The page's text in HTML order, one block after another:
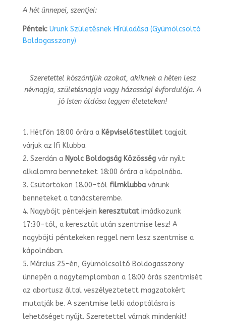
A hét ünnepei, szentjei:
Péntek: Urunk Születésnek Hírüladása (Gyümölcsoltó
Boldogasszony)
Szeretettel köszöntjük azokat, akiknek a héten lesz
névnapja, születésnapja vagyházassági évfordulója. A
jó Isten áldása legyen életeteken!
Hétfőn 18:00 órára a Képviselőtestület tagjait
várjuk az Ifi Klubba.
Szerdán a Nyolc Boldogság Közösség vár nyílt
alkalomra benneteket 18:00 órára a kápolnába.
Csütörtökön 18.00-tól filmklubbavárunk
benneteket a tanácsterembe.
Nagyböjt péntekjein keresztutat imádkozunk
17:30-tól, a keresztút után szentmise lesz! A
nagyböjti péntekeken reggel nem lesz szentmise a
kápolnában.
Március 25-én, Gyümölcsoltó Boldogasszony
ünnepén a nagytemplomban a 18:00 órás szentmisét
az abortusz által veszélyeztetett magzatokért
mutatják be. A szentmise lelki adoptálásra is
lehetőséget nyújt. Szeretettel várnak mindenkit!